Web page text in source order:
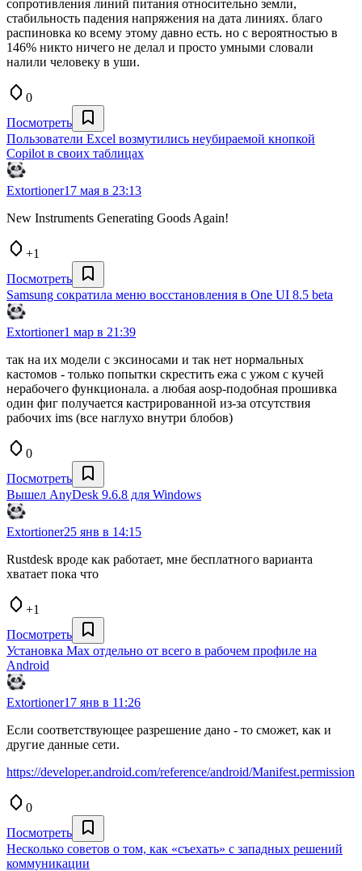
сопротивления линий питания относительно земли,
стабильность падения напряжения на дата линиях. благо
распиновка ко всему этому давно есть. но с вероятностью в
146% никто ничего не делал и просто умными словали
налили человеку в уши.
0
Посмотреть
Пользователи Excel возмутились неубираемой кнопкой
Copilot в своих таблицах
Extortioner17 мая в 23:13
New Instruments Generating Goods Again!
+1
Посмотреть
Samsung сократила меню восстановления в One UI 8.5 beta
Extortioner1 мар в 21:39
так на их модели с эксиносами и так нет нормальных
кастомов - только попытки скрестить ежа с ужом с кучей
нерабочего функционала. а любая aosp-подобная прошивка
один фиг получается кастрированной из-за отсутствия
рабочих ims (все наглухо внутри блобов)
0
Посмотреть
Вышел AnyDesk 9.6.8 для Windows
Extortioner25 янв в 14:15
Rustdesk вроде как работает, мне бесплатного варианта
хватает пока что
+1
Посмотреть
Установка Max отдельно от всего в рабочем профиле на
Android
Extortioner17 янв в 11:26
Если соответствующее разрешение дано - то сможет, как и
другие данные сети.
https://developer.android.com/reference/android/Manifest.permission
0
Посмотреть
Несколько советов о том, как «съехать» с западных решений
коммуникации